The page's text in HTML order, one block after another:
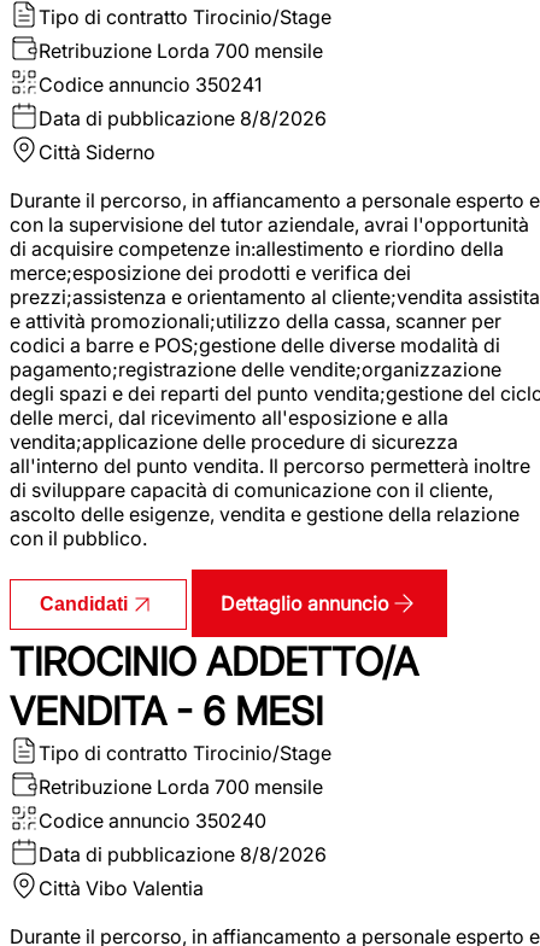
Tipo di contratto Tirocinio/Stage
Retribuzione Lorda 700 mensile
Codice annuncio 350241
Data di pubblicazione 8/8/2026
Città Siderno
Durante il percorso, in affiancamento a personale esperto e
con la supervisione del tutor aziendale, avrai l'opportunità
di acquisire competenze in:allestimento e riordino della
merce;esposizione dei prodotti e verifica dei
prezzi;assistenza e orientamento al cliente;vendita assistita
e attività promozionali;utilizzo della cassa, scanner per
codici a barre e POS;gestione delle diverse modalità di
pagamento;registrazione delle vendite;organizzazione
degli spazi e dei reparti del punto vendita;gestione del
delle merci, dal ricevimento all'esposizione e alla
vendita;applicazione delle procedure di sicurezza
all'interno del punto vendita. Il percorso permetterà inoltre
di sviluppare capacità di comunicazione con il cliente,
ascolto delle esigenze, vendita e gestione della relazione
con il pubblico.
Candidati Dettaglio annuncio
TIROCINIO ADDETTO/A
VENDITA - 6 MESI
Tipo di contratto Tirocinio/Stage
Retribuzione Lorda 700 mensile
Codice annuncio 350240
Data di pubblicazione 8/8/2026
Città Vibo Valentia
Durante il percorso, in affiancamento a personale esperto e